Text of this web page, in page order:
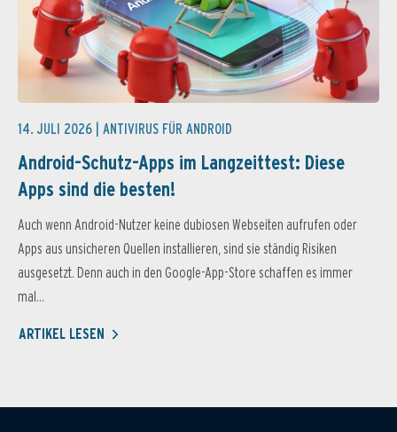
14. JULI 2026 | ANTIVIRUS FÜR ANDROID
Android-Schutz-Apps im Langzeittest: Diese
Apps sind die besten!
Auch wenn Android-Nutzer keine dubiosen Webseiten aufrufen oder
Apps aus unsicheren Quellen installieren, sind sie ständig Risiken
ausgesetzt. Denn auch in den Google-App-Store schaffen es immer
mal...
ARTIKEL LESEN